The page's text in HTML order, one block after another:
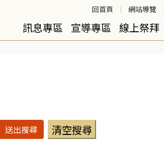
回首頁 網站導覽
訊息專區 宣導專區 線上祭拜